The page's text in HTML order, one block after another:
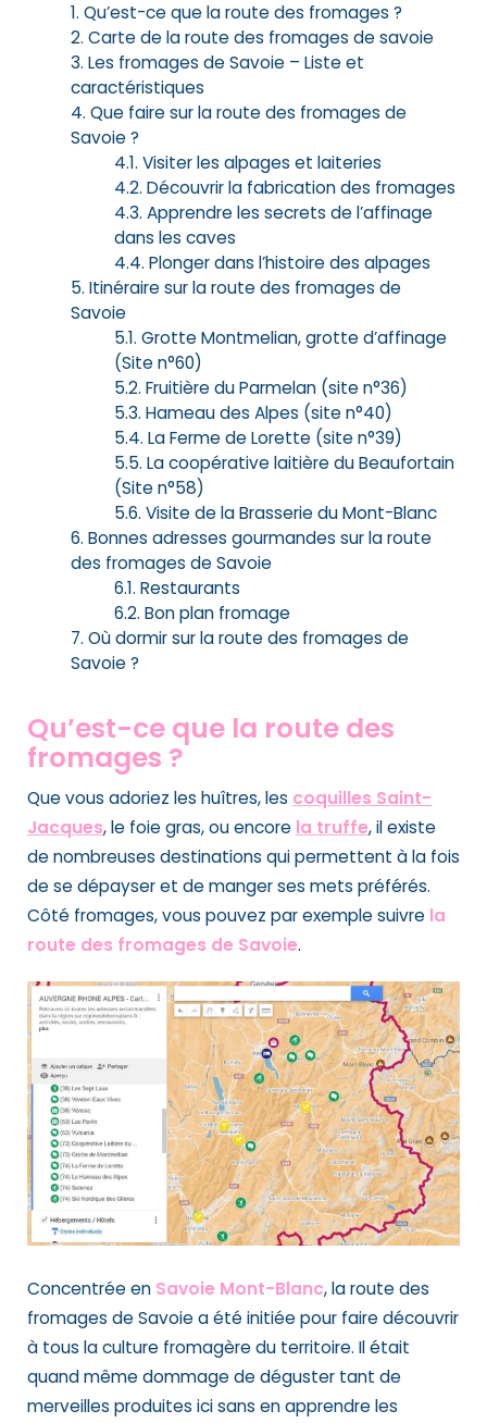
Qu’est-ce que la route des fromages ?
Carte de la route des fromages de savoie
Les fromages de Savoie – Liste et
caractéristiques
Que faire sur la route des fromages de
Savoie ?
Visiter les alpages et laiteries
Découvrir la fabrication des fromages
Apprendre les secrets de l’affinage
dans les caves
Plonger dans l’histoire des alpages
Itinéraire sur la route des fromages de
Savoie
Grotte Montmelian, grotte d’affinage
(Site n°60)
Fruitière du Parmelan (site n°36)
Hameau des Alpes (site n°40)
La Ferme de Lorette (site n°39)
La coopérative laitière du Beaufortain
(Site n°58)
Visite de la Brasserie du Mont-Blanc
Bonnes adresses gourmandes sur la route
des fromages de Savoie
Restaurants
Bon plan fromage
Où dormir sur la route des fromages de
Savoie ?
Qu’est-ce que la route des
fromages ?
Que vous adoriez les huîtres, les coquilles Saint-
Jacques, le foie gras, ou encore la truffe, il existe
de nombreuses destinations qui permettent à la fois
de se dépayser et de manger ses mets préférés.
Côté fromages, vous pouvez par exemple suivre la
route des fromages de Savoie.
Concentrée en Savoie Mont-Blanc, la route des
fromages de Savoie a été initiée pour faire découvrir
à tous la culture fromagère du territoire. Il était
quand même dommage de déguster tant de
merveilles produites ici sans en apprendre les